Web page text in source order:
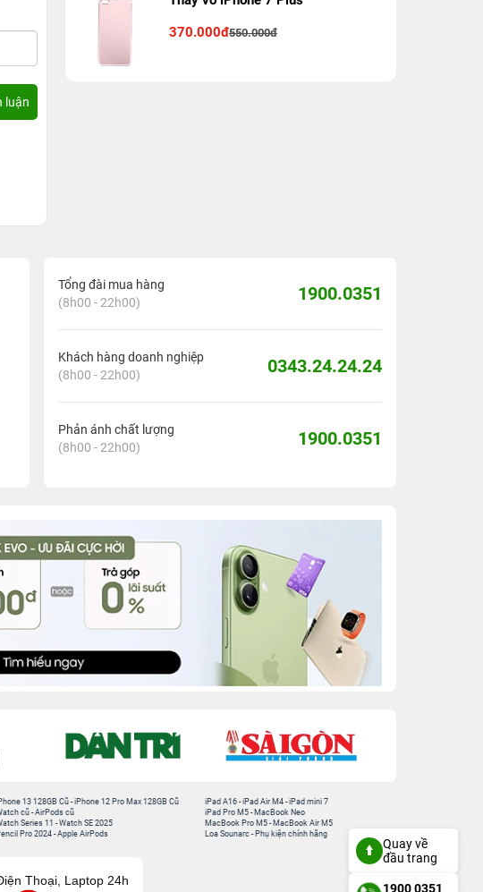
370.000đ550.000đ
Tổng đài mua hàng
(8h00 - 22h00)
1900.0351
Khách hàng doanh nghiệp
(8h00 - 22h00)
0343.24.24.24
Phản ánh chất lượng
(8h00 - 22h00)
1900.0351
13 128GB Cũ -iPhone 12 Pro Max 128GB Cũ
cũ-AirPods cũ
Series 11 -Watch SE 2025
Pro 2024 -Apple AirPods
iPad A16 -iPad Air M4 -iPad mini 7
iPad Pro M5 - MacBook Neo
MacBook Pro M5 - MacBook Air M5
Loa Sounarc - Phụ kiện chính hãng
Thoại, Laptop 24h
Quay về
đầu trang
1900 0351